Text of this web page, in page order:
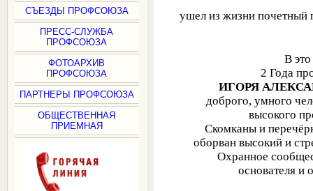
СЪЕЗДЫ ПРОФСОЮЗА
ПРЕСС-СЛУЖБА
ПРОФСОЮЗА
ФОТОАРХИВ
ПРОФСОЮЗА
ПАРТНЕРЫ ПРОФСОЮЗА
ОБЩЕСТВЕННАЯ
ПРИЕМНАЯ
ушел из жизни
В
2 Года
ИГОРЯ
доброго, умного
высокого
Скомканы и
оборван высокий и
Охранное
основателя